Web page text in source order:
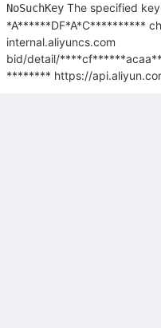
NoSuchKey The specified
*A******DF*A*C**********
internal.aliyuncs.com
bid/detail/
******** https://